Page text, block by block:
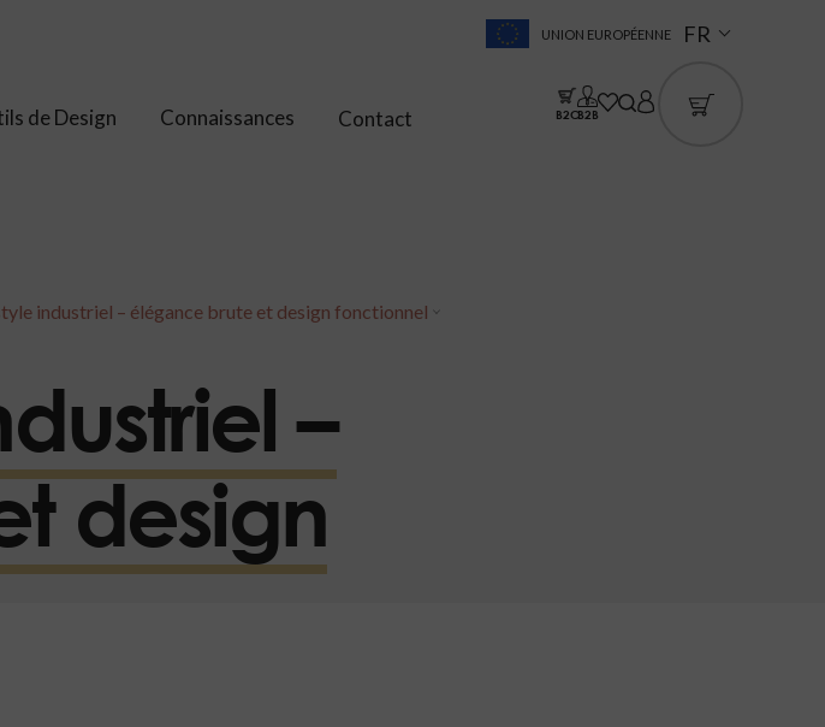
de Design Connaissances Contact B2CB2B
UNION EUROPÉENNE FR
industriel – élégance brute et design fonctionnel
–
design